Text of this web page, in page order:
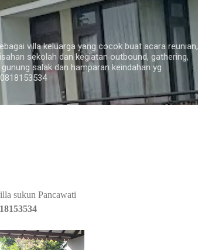
utama
villa keluarga yang cocok buat acara reunian,
sekolah dan kegiatan outbound, gathering,
salak dan hamparan keindahan yg
sukun Pancawati